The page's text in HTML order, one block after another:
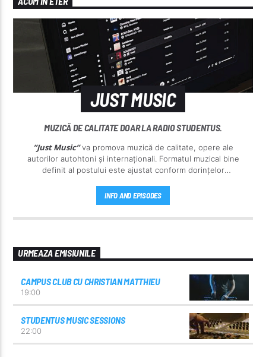
JUST MUSIC
MUZICĂ DE CALITATE DOAR LA RADIO STUDENTUS.
”Just Music”va promova muzică de calitate, opere ale
autorilor autohtoni și internaționali. Formatul muzical bine
definit al postului este ajustat conform dorințelor
INFO AND EPISODES
URMEAZA EMISIUNILE
CAMPUS CLUB CU CHRISTIAN MATTHIEU
19:00
STUDENTUS MUSIC SESSIONS
22:00